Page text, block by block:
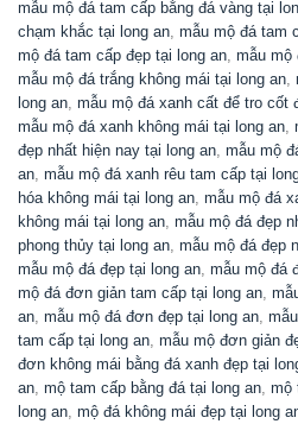
mẫu mộ đá tam cấp bằng đá vàng tại
chạm khắc tại long an, mẫu mộ đá tam
mộ đá tam cấp đẹp tại long an, mẫu mộ
mẫu mộ đá trắng không mái tại long an,
long an, mẫu mộ đá xanh cất để tro cốt
mẫu mộ đá xanh không mái tại long an,
đẹp nhất hiện nay tại long an, mẫu mộ
an, mẫu mộ đá xanh rêu tam cấp tại
hóa không mái tại long an, mẫu mộ đá
không mái tại long an, mẫu mộ đá đẹp
phong thủy tại long an, mẫu mộ đá đẹp
mẫu mộ đá đẹp tại long an, mẫu mộ đá
mộ đá đơn giản tam cấp tại long an,
an, mẫu mộ đá đơn đẹp tại long an,
tam cấp tại long an, mẫu mộ đơn giản
đơn không mái bằng đá xanh đẹp tại
an, mộ tam cấp bằng đá tại long an, mộ
long an, mộ đá không mái đẹp tại long